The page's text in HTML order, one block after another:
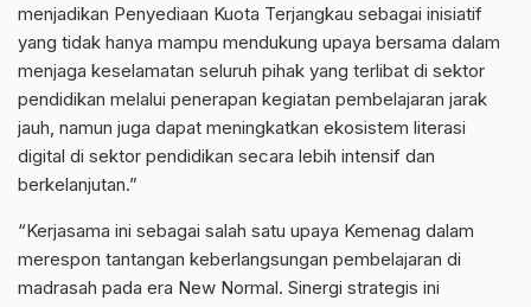
menjadikan Penyediaan Kuota Terjangkau sebagai inisiatif
yang tidak hanya mampu mendukung upaya bersama dalam
menjaga keselamatan seluruh pihak yang terlibat di sektor
pendidikan melalui penerapan kegiatan pembelajaran jarak
jauh, namun juga dapat meningkatkan ekosistem literasi
digital di sektor pendidikan secara lebih intensif dan
berkelanjutan.”
“Kerjasama ini sebagai salah satu upaya Kemenag dalam
merespon tantangan keberlangsungan pembelajaran di
madrasah pada era New Normal. Sinergi strategis ini